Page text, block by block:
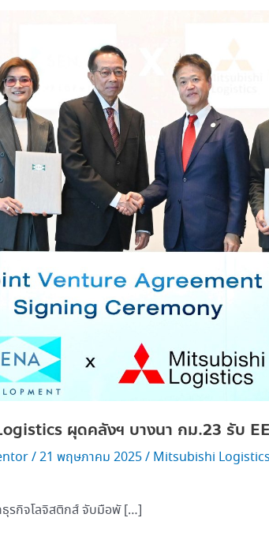
ผุดคลังฯ บางนา กม.23 รับ
/21 พฤษภาคม 2025/ Mitsubishi Logistics
ธุรกิจโลจิสติกส์ จับมือพั […]